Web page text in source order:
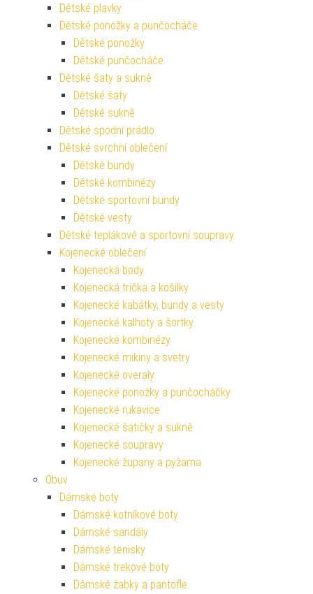
Dětské plavky
Dětské ponožky a punčocháče
Dětské ponožky
Dětské punčocháče
Dětské šaty a sukně
Dětské šaty
Dětské sukně
Dětské spodní prádlo
Dětské svrchní oblečení
Dětské bundy
Dětské kombinézy
Dětské sportovní bundy
Dětské vesty
Dětské teplákové a sportovní soupravy
Kojenecké oblečení
Kojenecká body
Kojenecká trička a košilky
Kojenecké kabátky, bundy a vesty
Kojenecké kalhoty a šortky
Kojenecké kombinézy
Kojenecké mikiny a svetry
Kojenecké overaly
Kojenecké ponožky a punčocháčky
Kojenecké rukavice
Kojenecké šatičky a sukně
Kojenecké soupravy
Kojenecké župany a pyžama
Obuv
Dámské boty
Dámské kotníkové boty
Dámské sandály
Dámské tenisky
Dámské trekové boty
Dámské žabky a pantofle